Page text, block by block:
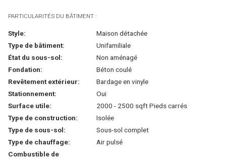
PARTICULARITÉS DU BÂTIMENT :
Style:
Maison détachée
Type de bâtiment:
Unifamiliale
État du sous-sol:
Non aménagé
Fondation:
Béton coulé
Revêtement extérieur:
Bardage en vinyle
Stationnement:
Oui
Surface utile:
2000 - 2500 sqft Pieds carrés
Type de construction:
Isolée
Type de sous-sol:
Sous-sol complet
Type de chauffage:
Air pulsé
Combustible de